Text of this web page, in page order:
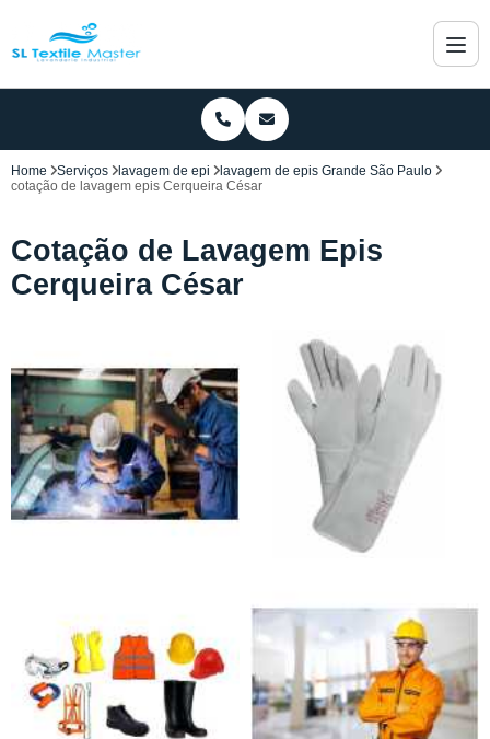
Home Serviços lavagem de epi
lavagem de epis Grande São Paulo
cotação de lavagem epis Cerqueira César
Cotação de Lavagem Epis
Cerqueira César